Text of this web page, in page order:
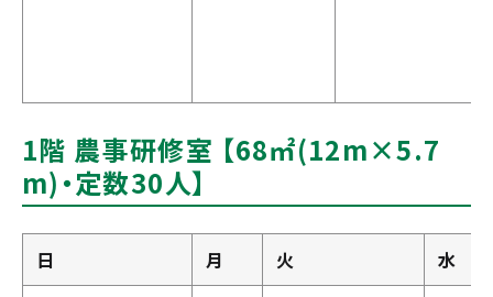
1階 農事研修室 【68㎡(12m×5.7
m)・定数30人】
日 月 火
水